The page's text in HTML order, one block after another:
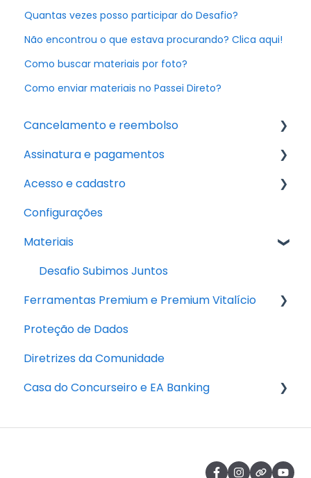
Quantas vezes posso participar do Desafio?
Não encontrou o que estava procurando? Clica aqui!
Como buscar materiais por foto?
Como enviar materiais no Passei Direto?
Cancelamento e reembolso
Cancelamento
Reembolso
Assinatura e pagamentos
Assinatura Premium
Pagamento
Acesso e cadastro
Dificuldade de acesso
Cadastro
Configurações
Materiais
Desafio Subimos Juntos
Ferramentas Premium e Premium Vitalício
Premium Vitalício
PD Capacita
Ed - Inteligência Artificial
Proteção de Dados
Diretrizes da Comunidade
Casa do Concurseiro e EA Banking